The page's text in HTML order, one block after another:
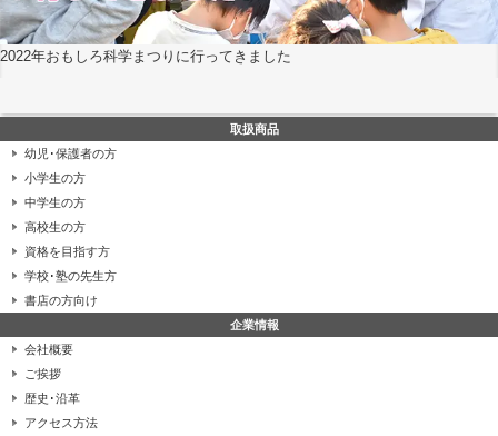
2022年おもしろ科学まつりに行ってきました
取扱商品
幼児･保護者の方
小学生の方
中学生の方
高校生の方
資格を目指す方
学校･塾の先生方
書店の方向け
企業情報
会社概要
ご挨拶
歴史･沿革
アクセス方法